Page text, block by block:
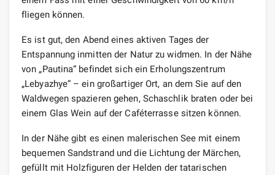
fliegen können.
Es ist gut, den Abend eines aktiven Tages der
Entspannung inmitten der Natur zu widmen. In der Nähe
von „Pautina“ befindet sich ein Erholungszentrum
„Lebyazhye“ – ein großartiger Ort, an dem Sie auf den
Waldwegen spazieren gehen, Schaschlik braten oder bei
einem Glas Wein auf der Caféterrasse sitzen können.
In der Nähe gibt es einen malerischen See mit einem
bequemen Sandstrand und die Lichtung der Märchen,
gefüllt mit Holzfiguren der Helden der tatarischen